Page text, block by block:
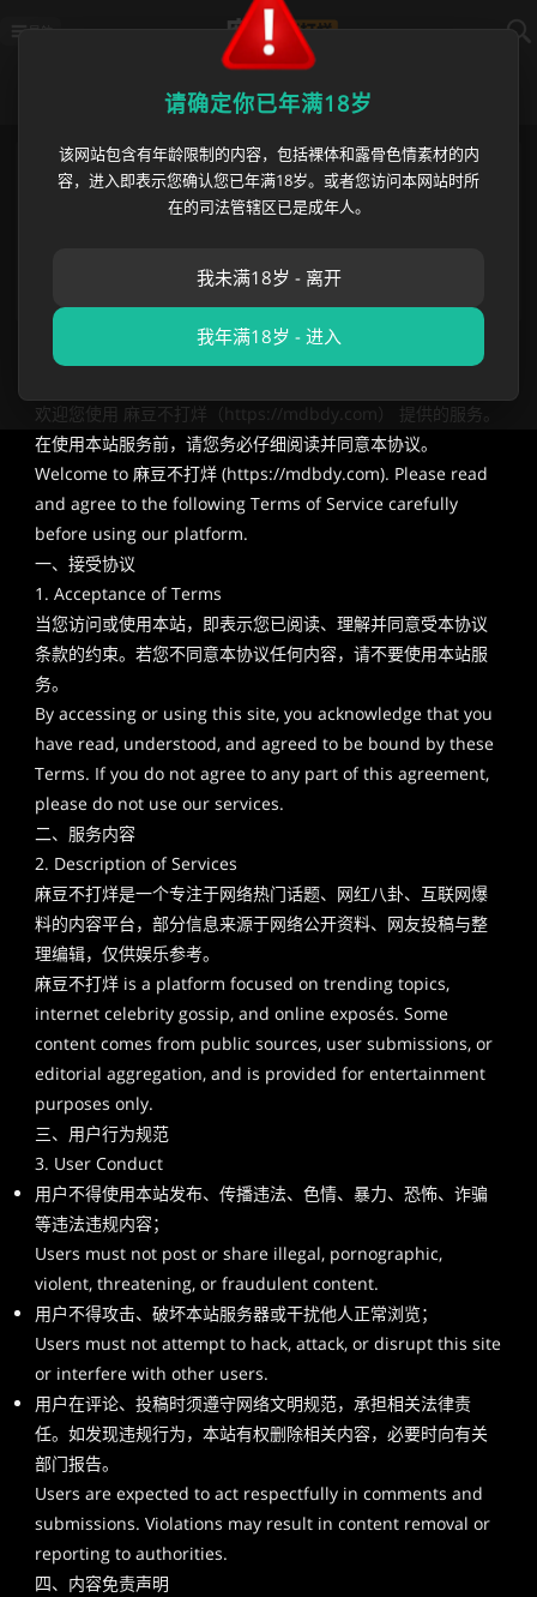
用户协议
麻豆不打烊国内最新地址https://mdbdy012.com
麻豆不打烊海外永久地址https://mdbdy.com
播放异常? 请刷新或使用 麻豆不打烊app
发邮件获取 最新网址 👇长按复制保存👇
欢迎您使用 麻豆不打烊（ https://mdbdy.com）
提供的服务。
在使用本站服务前，请您务必仔细阅读并同意本协议。
Welcome to 麻豆不打烊 (https://mdbdy.com). Please read
and agree to the following Terms of Service carefully
before using our platform.
一、接受协议
1. Acceptance of Terms
当您访问或使用本站，即表示您已阅读、理解并同意受本协议
条款的约束。若您不同意本协议任何内容，请不要使用本站服
务。
By accessing or using this site, you acknowledge that you
have read, understood, and agreed to be bound by these
Terms. If you do not agree to any part of this agreement,
please do not use our services.
二、服务内容
2. Description of Services
麻豆不打烊是一个专注于网络热门话题、网红八卦、互联网爆
料的内容平台，部分信息来源于网络公开资料、网友投稿与整
理编辑，仅供娱乐参考。
麻豆不打烊 is a platform focused on trending topics,
internet celebrity gossip, and online exposés. Some
content comes from public sources, user submissions, or
editorial aggregation, and is provided for entertainment
purposes only.
三、用户行为规范
3. User Conduct
用户不得使用本站发布、传播违法、色情、暴力、恐怖、诈骗
等违法违规内容；
Users must not post or share illegal, pornographic,
violent, threatening, or fraudulent content.
用户不得攻击、破坏本站服务器或干扰他人正常浏览；
Users must not attempt to hack, attack, or disrupt this site
or interfere with other users.
用户在评论、投稿时须遵守网络文明规范，承担相关法律责
任。如发现违规行为，本站有权删除相关内容，必要时向有关
部门报告。
Users are expected to act respectfully in comments and
submissions. Violations may result in content removal or
reporting to authorities.
四、内容免责声明
请确定你已年满18岁
该网站包含有年龄限制的内容，包括裸体和露骨色情素材的内
容，进入即表示您确认您已年满18岁。或者您访问本网站时所
在的司法管辖区已是成年人。
我未满18岁 - 离开
我年满18岁 - 进入